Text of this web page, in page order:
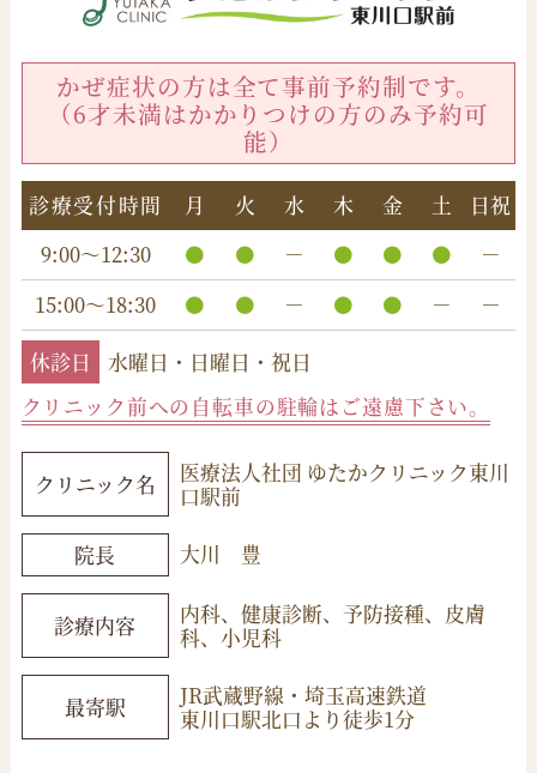
かぜ症状の方は全て事前予約制です。
（6才未満はかかりつけの方のみ予約可
能）
休診日 水曜日・日曜日・祝日
診療受付時間 月 火 水 木 金 土
日祝
9:00～12:30
－
－
15:00～18:30
－ － －
クリニック前への自転車の駐輪はご遠慮下さい。
クリニック名
医療法人社団 ゆたかクリニック東川
口駅前
院長 大川 豊
診療内容
内科、健康診断、予防接種、皮膚
科、小児科
最寄駅
JR武蔵野線・埼玉高速鉄道
東川口駅北口より徒歩1分